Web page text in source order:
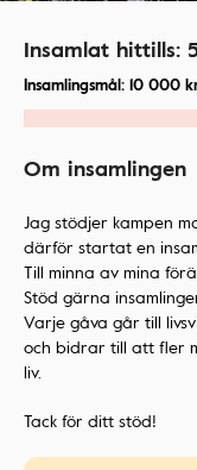
Insamlat hittills:
Insamlingsmål: 10 000
Om insamlingen
Jag stödjer kampen
därför startat en
Till minna av mina
Stöd gärna
Varje gåva går till
och bidrar till att fler
liv.
Tack för ditt stöd!